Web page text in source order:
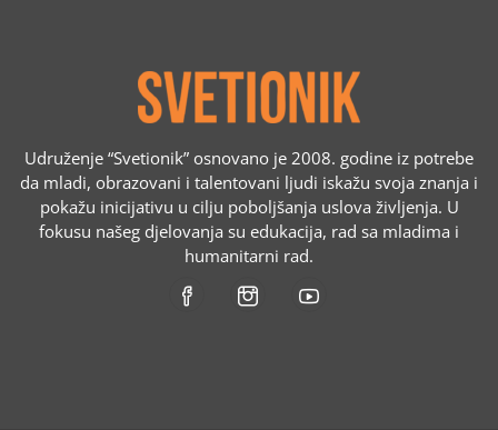
Udruženje “Svetionik” osnovano je 2008. godine iz potrebe
da mladi, obrazovani i talentovani ljudi iskažu svoja znanja i
pokažu inicijativu u cilju poboljšanja uslova življenja. U
fokusu našeg djelovanja su edukacija, rad sa mladima i
humanitarni rad.